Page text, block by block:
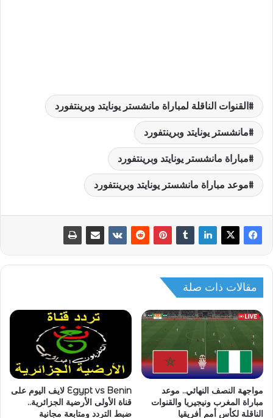
القنوات الناقلة لمباراة مانشستر يونايتد وبرينتفورد
مانشستر يونايتد وبرينتفورد
مباراة مانشستر يونايتد وبرينتفورد
موعد مباراة مانشستر يونايتد وبرينتفورد
مقالات ذات صلة
مواجهة النصف النهائي.. موعد
مباراة المغرب ونيجيريا والقنوات
الناقلة لكأس أمم أفريقيا
Egypt vs Benin لايف اليوم على
قناة الأولى الأرضية الجزائرية..
ضبط التردد ومتابعة مجانية